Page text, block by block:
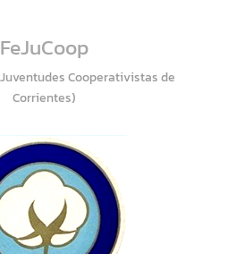
FeJuCoop
Cooperativistas de
Corrientes)